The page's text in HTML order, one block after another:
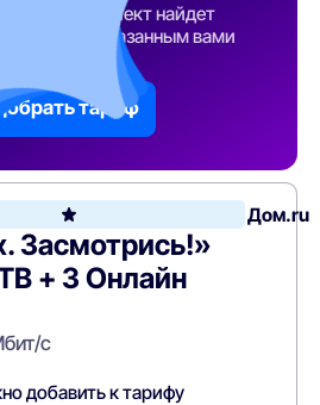
интеллект найдет
план по указанным вами
тариф
Дом.ru
Засмотрись!»
+ 3 Онлайн
с
добавить к тарифу